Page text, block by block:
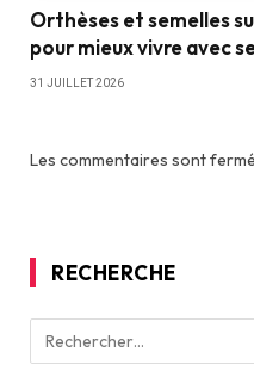
Orthèses et semelles
pour mieux vivre avec
31 JUILLET 2026
Les commentaires sont
RECHERCHE